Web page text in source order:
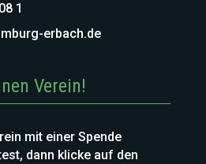
1
erbach.de
Verein!
mit einer Spende
dann klicke auf den